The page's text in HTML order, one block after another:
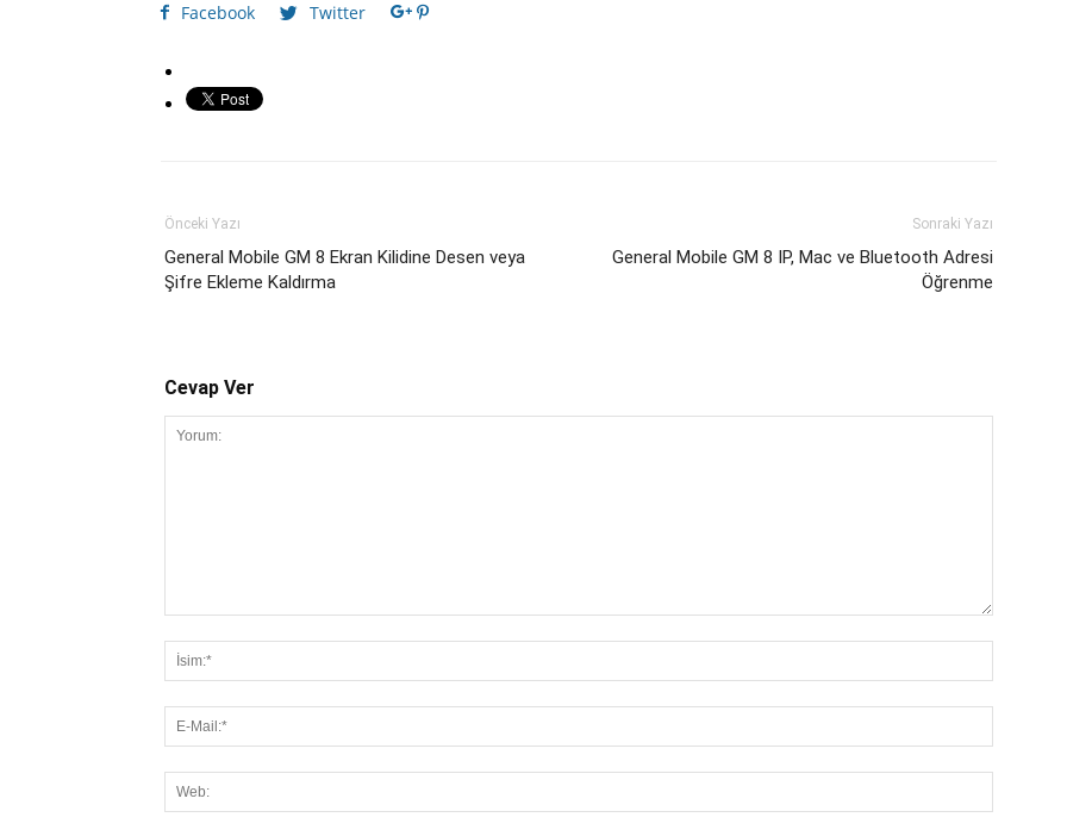
Facebook
Twitter
Önceki Yazı
General Mobile GM 8 Ekran Kilidine Desen veya
Şifre Ekleme Kaldırma
Sonraki Yazı
General Mobile GM 8 IP, Mac ve Bluetooth Adresi
Öğrenme
Cevap Ver